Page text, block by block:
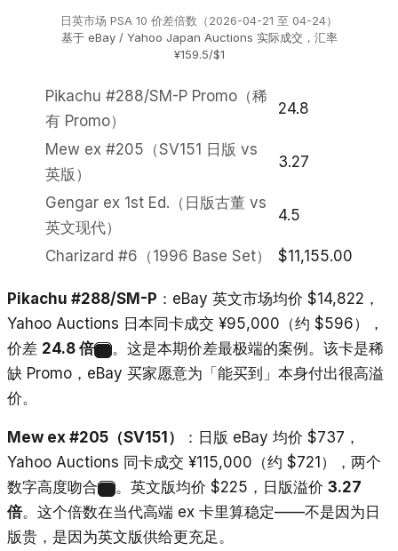
日英市场 PSA 10 价差倍数（2026-04-21 至 04-24）
基于 eBay / Yahoo Japan Auctions 实际成交，汇率
¥159.5/$1
Pikachu #288/SM-P Promo（稀
有 Promo）
24.8
Mew ex #205（SV151 日版 vs
英版）
3.27
Gengar ex 1st Ed.（日版古董 vs
英文现代）
4.5
Charizard #6（1996 Base Set） $11,155.00
Pikachu #288/SM-P ：eBay 英文市场均价 $14,822，
Yahoo Auctions 日本同卡成交 ¥95,000（约 $596），
价差 24.8 倍
。这是本期价差最极端的案例。该卡是稀
缺 Promo，eBay 买家愿意为「能买到」本身付出很高溢
价。
Mew ex #205（SV151）
：日版 eBay 均价 $737，
Yahoo Auctions 同卡成交 ¥115,000（约 $721），两个
数字高度吻合
。英文版均价 $225，日版溢价 3.27
倍。这个倍数在当代高端 ex 卡里算稳定——不是因为日
版贵，是因为英文版供给更充足。